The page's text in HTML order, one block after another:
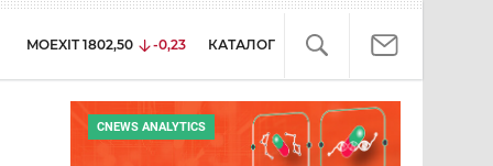
MOEXIT 1802,50 -0,23 КАТАЛОГ
CNEWS ANALYTICS